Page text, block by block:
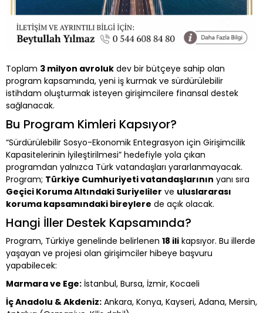
Toplam 3 milyon avroluk dev bir bütçeye sahip olan
program kapsamında, yeni iş kurmak ve sürdürülebilir
istihdam oluşturmak isteyen girişimcilere finansal destek
sağlanacak.
Bu Program Kimleri Kapsıyor?
“Sürdürülebilir Sosyo-Ekonomik Entegrasyon için Girişimcilik
Kapasitelerinin İyileştirilmesi” hedefiyle yola çıkan
programdan yalnızca Türk vatandaşları yararlanmayacak.
Program; Türkiye Cumhuriyeti vatandaşlarının yanı sıra
Geçici Koruma Altındaki Suriyeliler ve uluslararası
koruma kapsamındaki bireylere de açık olacak.
Hangi İller Destek Kapsamında?
Program, Türkiye genelinde belirlenen 18 ili kapsıyor. Bu illerde
yaşayan ve projesi olan girişimciler hibeye başvuru
yapabilecek:
Marmara ve Ege: İstanbul, Bursa, İzmir, Kocaeli
İç Anadolu & Akdeniz: Ankara, Konya, Kayseri, Adana, Mersin,